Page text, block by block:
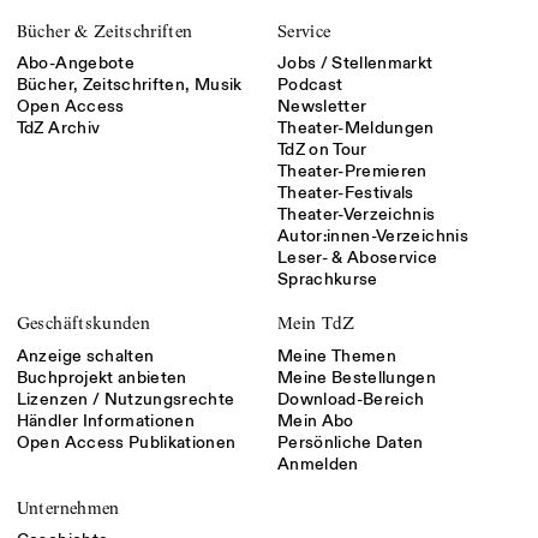
Bücher & Zeitschriften
Abo-Angebote
Bücher, Zeitschriften, Musik
Open Access
TdZ Archiv
Service
Jobs / Stellenmarkt
Podcast
Newsletter
Theater-Meldungen
TdZ on Tour
Theater-Premieren
Theater-Festivals
Theater-Verzeichnis
Autor:innen-Verzeichnis
Leser- & Aboservice
Sprachkurse
Geschäftskunden
Anzeige schalten
Buchprojekt anbieten
Lizenzen / Nutzungsrechte
Händler Informationen
Open Access Publikationen
Mein TdZ
Meine Themen
Meine Bestellungen
Download-Bereich
Mein Abo
Persönliche Daten
Anmelden
Unternehmen